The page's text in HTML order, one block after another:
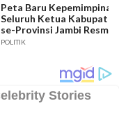
Peta Baru Kepemimpinan
Seluruh Ketua
se-Provinsi Jambi Resmi
POLITIK